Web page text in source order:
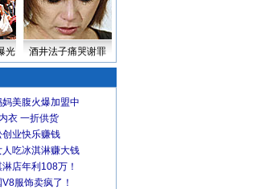
光 酒井法子痛哭谢罪
妈美腹火爆加盟中
衣 一折供货
创业快乐赚钱
人吃冰淇淋赚大钱
店年利108万！
服饰卖疯了！